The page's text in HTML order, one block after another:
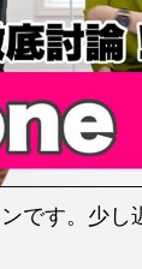
です。少